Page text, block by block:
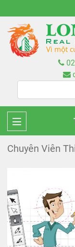
Vì một
Chuyên Viên